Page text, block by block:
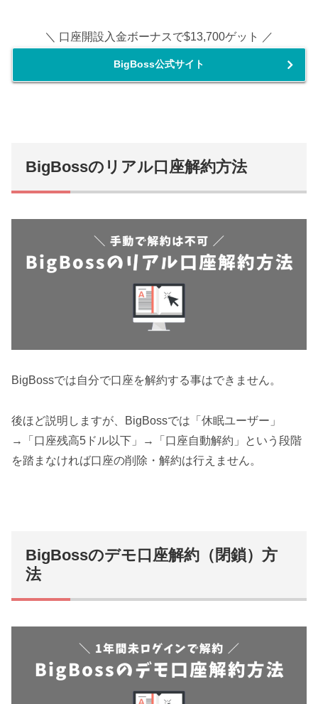
＼ 口座開設入金ボーナスで$13,700ゲット ／
BigBoss公式サイト
BigBossのリアル口座解約方法
BigBossでは自分で口座を解約する事はできません。
後ほど説明しますが、BigBossでは「休眠ユーザー」
→「口座残高5ドル以下」→「口座自動解約」という段階
を踏まなければ口座の削除・解約は行えません。
BigBossのデモ口座解約（閉鎖）方
法